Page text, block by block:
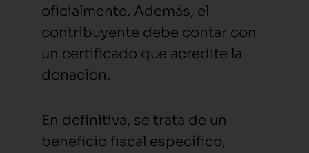
oficialmente. Además, el
contribuyente debe contar con
un certificado que acredite la
donación.
En definitiva, se trata de un
beneficio fiscal específico,